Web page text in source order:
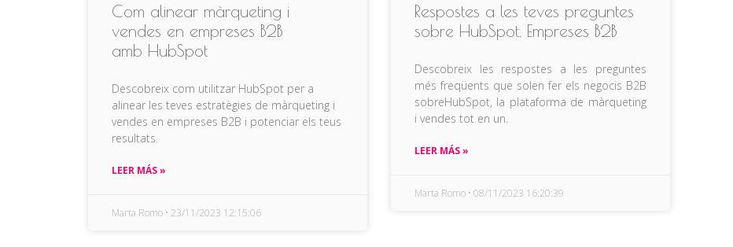
Com alinear màrqueting i
vendes en empreses B2B
amb HubSpot
Descobreix com utilitzar HubSpot per a
alinear les teves estratègies de màrqueting i
vendes en empreses B2B i potenciar els teus
resultats.
LEER MÁS »
Marta Romo 23/11/2023 12:15:06
Respostes a les teves preguntes
sobre HubSpot. Empreses B2B
Descobreix les respostes a les preguntes
més freqüents que solen fer els negocis B2B
sobreHubSpot, la plataforma de màrqueting
i vendes tot en un.
LEER MÁS »
Marta Romo 08/11/2023 16:20:39